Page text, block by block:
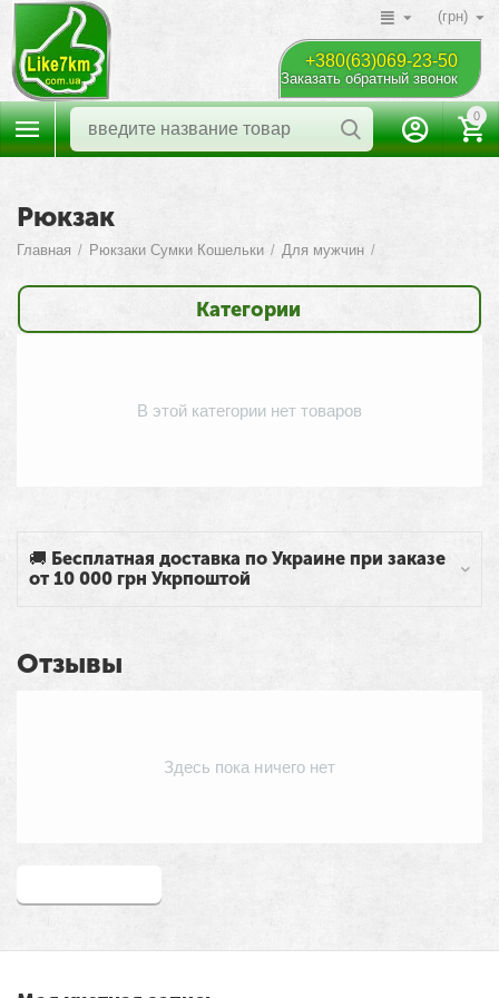
(грн)
+380(63)069-23-50
Заказать обратный звонок
0
Рюкзак
Главная / Рюкзаки Cумки Кошельки / Для мужчин /
Категории
🚚 Бесплатная доставка по Украине при заказе
от 10 000 грн Укрпоштой
В этой категории нет товаров
Отзывы
Здесь пока ничего нет